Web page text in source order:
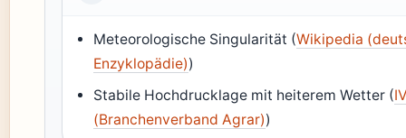
Meteorologische Singularität (Wikipedia
Enzyklopädie))
Stabile Hochdrucklage mit heiterem Wetter (
(Branchenverband Agrar))